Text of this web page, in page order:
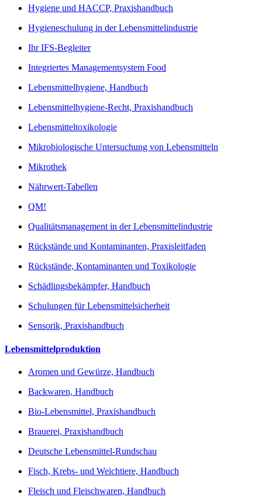
Hygiene und HACCP, Praxishandbuch
Hygieneschulung in der Lebensmittelindustrie
Ihr IFS-Begleiter
Integriertes Managementsystem Food
Lebensmittelhygiene, Handbuch
Lebensmittelhygiene-Recht, Praxishandbuch
Lebensmitteltoxikologie
Mikrobiologische Untersuchung von Lebensmitteln
Mikrothek
Nährwert-Tabellen
QM!
Qualitätsmanagement in der Lebensmittelindustrie
Rückstände und Kontaminanten, Praxisleitfaden
Rückstände, Kontaminanten und Toxikologie
Schädlingsbekämpfer, Handbuch
Schulungen für Lebensmittelsicherheit
Sensorik, Praxishandbuch
Lebensmittelproduktion
Aromen und Gewürze, Handbuch
Backwaren, Handbuch
Bio-Lebensmittel, Praxishandbuch
Brauerei, Praxishandbuch
Deutsche Lebensmittel-Rundschau
Fisch, Krebs- und Weichtiere, Handbuch
Fleisch und Fleischwaren, Handbuch